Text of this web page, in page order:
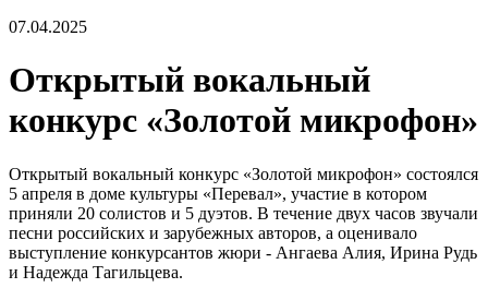
07.04.2025
Открытый вокальный
конкурс «Золотой микрофон»
Открытый вокальный конкурс «Золотой микрофон» состоялся
5 апреля в доме культуры «Перевал», участие в котором
приняли 20 солистов и 5 дуэтов. В течение двух часов звучали
песни российских и зарубежных авторов, а оценивало
выступление конкурсантов жюри - Ангаева Алия, Ирина Рудь
и Надежда Тагильцева.